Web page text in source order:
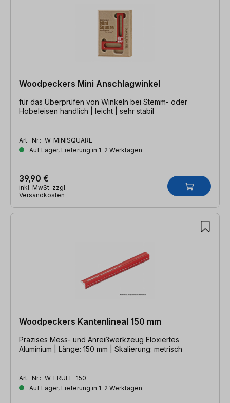
Woodpeckers Mini Anschlagwinkel
für das Überprüfen von Winkeln bei Stemm- oder
Hobeleisen handlich | leicht | sehr stabil
Art.-Nr.: W-MINISQUARE
Auf Lager, Lieferung in 1-2 Werktagen
39,90 €
inkl. MwSt. zzgl.
Versandkosten
Woodpeckers Kantenlineal 150 mm
Präzises Mess- und Anreißwerkzeug Eloxiertes
Aluminium | Länge: 150 mm | Skalierung: metrisch
Art.-Nr.: W-ERULE-150
Auf Lager, Lieferung in 1-2 Werktagen